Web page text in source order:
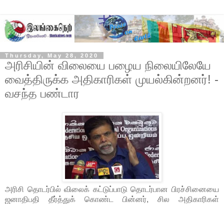
Thursday, May 28, 2020
அரிசியின் விலையை பழைய நிலையிலேயே
வைத்திருக்க அதிகாரிகள் முயல்கின்றனர்! -
வசந்த பண்டார
அரிசி தொடர்பில் விலைக் கட்டுப்பாடு தொடர்பான பிரச்சினையை
ஜனாதிபதி தீர்த்துக் கொண்ட பின்னர், சில அதிகாரிகள்